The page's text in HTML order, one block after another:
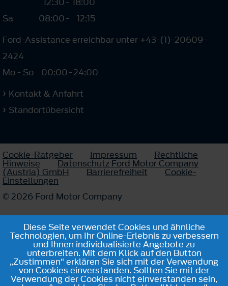
Sa
08:00-
12:15
Ford-Assistance erreichbar unter +43-(1)-20609-
2424
Mo - So
00:00-24:00
Kontakt & Anfahrt
Standortübersicht
Cookie-Ratgeber Impressum Rechtliche
Hinweise Datenschutz Ford Motor Company
(Austria) GmbH Barrierefreiheit Cookie-
Einstellungen
© 2026 Ford Motor Company
Diese Seite verwendet Cookies und ähnliche
Technologien, um Ihr Online-Erlebnis zu verbessern
und Ihnen individualisierte Angebote zu
unterbreiten. Mit dem Klick auf den Button
„Zustimmen“ erklären Sie sich mit der Verwendung
von Cookies einverstanden. Sollten Sie mit der
Verwendung der Cookies nicht einverstanden sein,